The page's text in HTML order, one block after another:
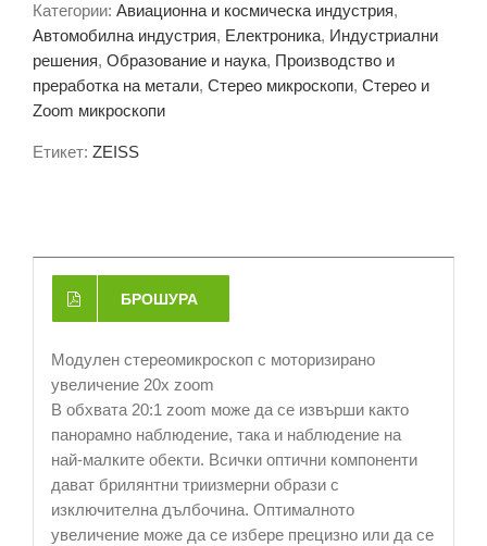
Категории: Авиационна и космическа индустрия,
Автомобилна индустрия, Електроника, Индустриални
решения, Образование и наука, Производство и
преработка на метали, Стерео микроскопи, Стерео и
Zoom микроскопи
Етикет: ZEISS
БРОШУРА
Модулен стереомикроскоп с моторизирано
увеличение 20x zoom
В обхвата 20:1 zoom може да се извърши както
панорамно наблюдение, така и наблюдение на
най-малките обекти. Всички оптични компоненти
дават брилянтни триизмерни образи с
изключителна дълбочина. Оптималното
увеличение може да се избере прецизно или да се